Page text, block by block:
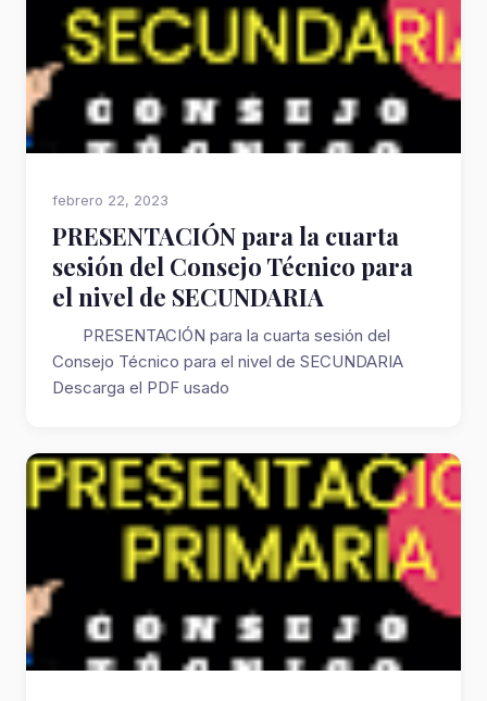
febrero 22, 2023
PRESENTACIÓN para la cuarta
sesión del Consejo Técnico para
el nivel de SECUNDARIA
PRESENTACIÓN para la cuarta sesión del
Consejo Técnico para el nivel de SECUNDARIA
Descarga el PDF usado